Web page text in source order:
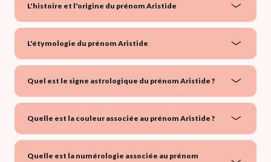
L'histoire et l'origine du prénom Aristide
L'étymologie du prénom Aristide
Quel est le signe astrologique du prénom Aristide ?
Quelle est la couleur associée au prénom Aristide ?
Quelle est la numérologie associée au prénom